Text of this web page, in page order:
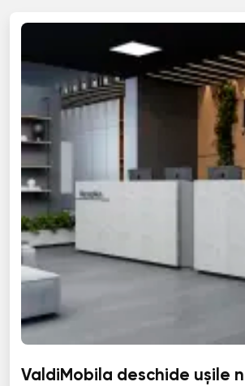
ValdiMobila deschide ușile